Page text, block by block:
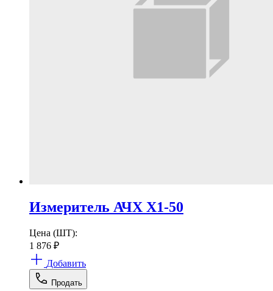
Измеритель АЧХ Х1-50
Цена (ШТ):
1 876 ₽
Добавить
Продать